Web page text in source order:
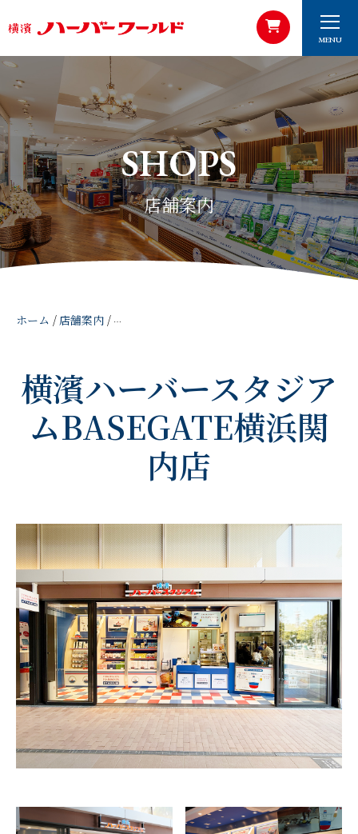
MENU
SHOPS
店舗案内
ホーム / 店舗案内 / 横濱ハーバースタジアムBASEGATE横浜関内店
横濱ハーバースタジア
ムBASEGATE横浜関
内店